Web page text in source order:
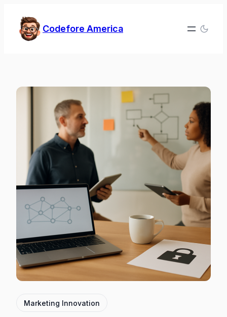
Inhalt
springen
Codefore America
Marketing Innovation